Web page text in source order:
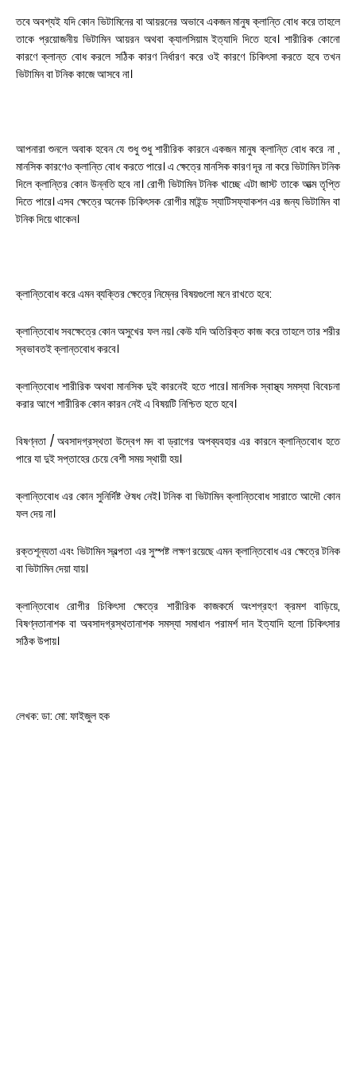
তবে অবশ্যই যদি কোন ভিটামিনের বা আয়রনের অভাবে একজন মানুষ ক্লান্তি বোধ করে তাহলে
তাকে প্রয়োজনীয় ভিটামিন আয়রন অথবা ক্যালসিয়াম ইত্যাদি দিতে হবে। শারীরিক কোনো
কারণে ক্লান্ত বোধ করলে সঠিক কারণ নির্ধারণ করে ওই কারণে চিকিৎসা করতে হবে তখন
ভিটামিন বা টনিক কাজে আসবে না।
আপনারা শুনলে অবাক হবেন যে শুধু শুধু শারীরিক কারনে একজন মানুষ ক্লান্তি বোধ করে না ,
মানসিক কারণেও ক্লান্তি বোধ করতে পারে। এ ক্ষেত্রে মানসিক কারণ দূর না করে ভিটামিন টনিক
দিলে ক্লান্তির কোন উন্নতি হবে না। রোগী ভিটামিন টনিক খাচ্ছে এটা জাস্ট তাকে আত্ম তৃপ্তি
দিতে পারে। এসব ক্ষেত্রে অনেক চিকিৎসক রোগীর মাইন্ড স্যাটিসফ্যাকশন এর জন্য ভিটামিন বা
টনিক দিয়ে থাকেন।
ক্লান্তিবোধ করে এমন ব্যক্তির ক্ষেত্রে নিম্নের বিষয়গুলো মনে রাখতে হবে:
ক্লান্তিবোধ সবক্ষেত্রে কোন অসুখের ফল নয়। কেউ যদি অতিরিক্ত কাজ করে তাহলে তার শরীর
স্বভাবতই ক্লান্তবোধ করবে।
ক্লান্তিবোধ শারীরিক অথবা মানসিক দুই কারনেই হতে পারে। মানসিক স্বাস্থ্য সমস্যা বিবেচনা
করার আগে শারীরিক কোন কারন নেই এ বিষয়টি নিশ্চিত হতে হবে।
বিষণ্নতা / অবসাদগ্রস্থতা উদ্বেগ মদ বা ড্রাগের অপব্যবহার এর কারনে ক্লান্তিবোধ হতে
পারে যা দুই সপ্তাহের চেয়ে বেশী সময় স্থায়ী হয়।
ক্লান্তিবোধ এর কোন সুনির্দিষ্ট ঔষধ নেই। টনিক বা ভিটামিন ক্লান্তিবোধ সারাতে আদৌ কোন
ফল দেয় না।
রক্তশূন্যতা এবং ভিটামিন স্বল্পতা এর সুস্পষ্ট লক্ষণ রয়েছে এমন ক্লান্তিবোধ এর ক্ষেত্রে টনিক
বা ভিটামিন দেয়া যায়।
ক্লান্তিবোধ রোগীর চিকিৎসা ক্ষেত্রে শারীরিক কাজকর্মে অংশগ্রহণ ক্রমশ বাড়িয়ে,
বিষণ্নতানাশক বা অবসাদগ্রস্থতানাশক সমস্যা সমাধান পরামর্শ দান ইত্যাদি হলো চিকিৎসার
সঠিক উপায়।
লেখক: ডা: মো: ফাইজুল হক